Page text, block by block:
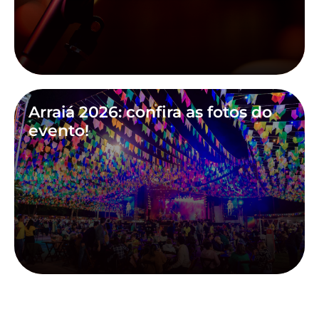
Arraiá 2026: confira as fotos do
evento!